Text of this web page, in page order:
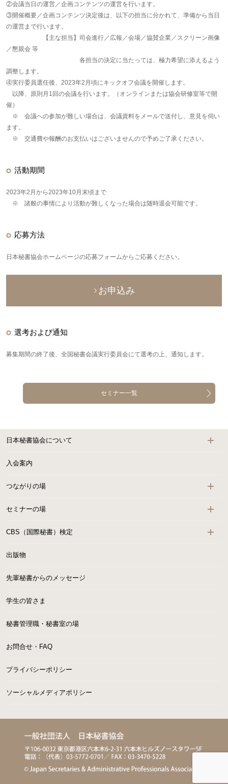
②会議当日の運営／企画コンテンツの運営を行います。
③開催概要／企画コンテンツ決定後は、以下の担当に分かれて、準備から当日
の運営まで行います。
【主な担当】司会進行／広報／会場／協賛企業／スクリーン画像
／懇親会 等
各担当の決定に当たっては、極力希望に添えるよう
調整します。
④実行委員選任後、2023年2月頃にキックオフ会議を開催します。
以降、原則月1回の会議を行います。（オンラインまたは協会研修室等で開
催）
※ 会議への参加が難しい場合は、会議資料をメールで送付し、意見を伺い
ます。
※ 交通費や報酬のお支払いはございませんので予めご了承ください。
活動期間
2023年2月から2023年10月末頃まで
※ 諸般の事情により活動が難しくなった場合は随時退会可能です。
応募方法
日本秘書協会ホームページの応募フォームからご応募ください。
お申込み
選考および通知
募集期間の終了後、全国秘書会議実行委員会にて選考の上、通知します。
セミナー一覧
日本秘書協会について
入会案内
つながりの場
セミナーの場
CBS（国際秘書）検定
出版物
先輩秘書からのメッセージ
学生の皆さま
秘書管理職・秘書室の場
お問合せ・FAQ
プライバシーポリシー
ソーシャルメディアポリシー